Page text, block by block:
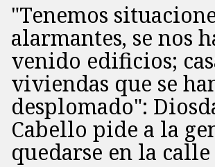
"Tenemos
alarmantes, se nos
venido edificios;
viviendas que se
desplomado":
Cabello pide a la
quedarse en la calle